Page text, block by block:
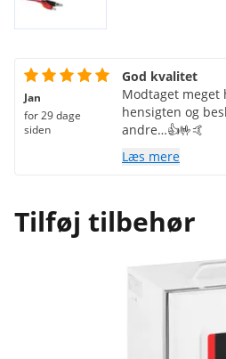
Jan
for 29 dage
siden
God kvalitet
Modtaget
hensigten og
andre…👍🤟🤙
Læs mere
Tilføj tilbehør